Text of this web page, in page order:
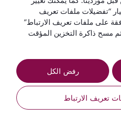
أفضل صالة لدرجة
رجال الأعمال في
العالم
أفضل شركة طيران
في الشرق الأوسط
تعريف
إشعار
الخصوصية
“تفضيلات ملفات تعريف
على ملفات تعريف الارتباط”
مسح ذاكرة التخزين المؤقت
تعريف الارتباط
رفض الكل